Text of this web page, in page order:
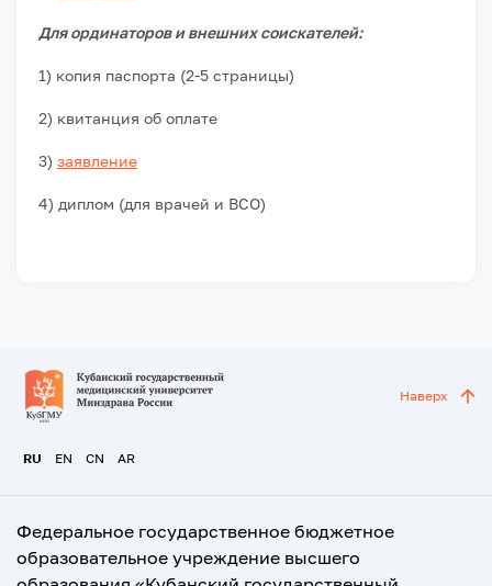
Для ординаторов и внешних соискателей:
1) копия паспорта (2-5 страницы)
2) квитанция об оплате
3) заявление
4) диплом (для врачей и ВСО)
RU EN CN AR
Наверх
Федеральное государственное бюджетное
образовательное учреждение высшего